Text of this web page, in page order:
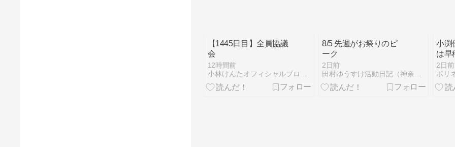
【1445日目】全員協議
会
12時間前
8/5 先週がお祭りのピ
ーク
2日前
小渕
は早
学級
査
2日前
ポリ